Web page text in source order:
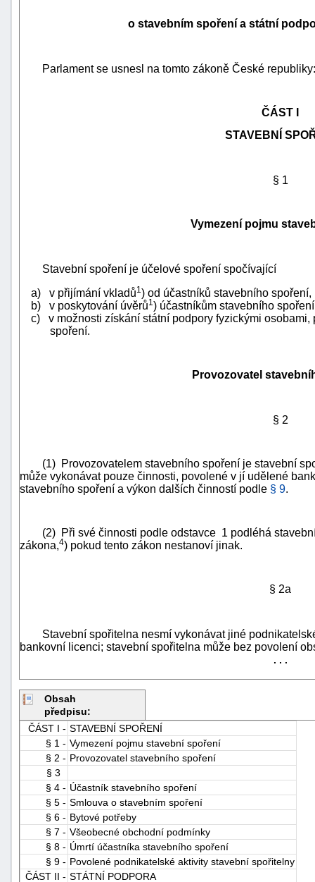
o stavebním spoření a státní
Parlament se usnesl na tomto zákoně České republiky:
ČÁST I
STAVEBNÍ
§ 1
Vymezení pojmu
Stavební spoření je účelové spoření spočívající
a) v přijímání vkladů1 ) od účastníků stavebního spoření,
b) v poskytování úvěrů1 ) účastníkům stavebního
c) v možnosti získání státní podpory fyzickými osobami,
spoření.
Provozovatel
§ 2
(1) Provozovatelem stavebního spoření je stavební
může vykonávat pouze činnosti, povolené v jí udělené
stavebního spoření a výkon dalších činností podle § 9.
(2) Při své činnosti podle odstavce 1 podléhá stavební
zákona,4) pokud tento zákon nestanoví jinak.
§ 2a
Stavební spořitelna nesmí vykonávat jiné
bankovní licenci; stavební spořitelna může bez povolení
. . .
Obsah
předpisu:
ČÁST I - STAVEBNÍ SPOŘENÍ
§ 1 - Vymezení pojmu stavební spoření
§ 2 - Provozovatel stavebního spoření
§ 3
§ 4 - Účastník stavebního spoření
§ 5 - Smlouva o stavebním spoření
§ 6 - Bytové potřeby
§ 7 - Všeobecné obchodní podmínky
§ 8 - Úmrtí účastníka stavebního spoření
§ 9 - Povolené podnikatelské aktivity stavební spořitelny
ČÁST II - STÁTNÍ PODPORA
škody
-
náhrady
škod"